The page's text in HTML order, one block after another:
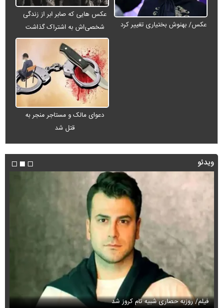
عکس/ بهنوش بختیاری تغییر کرد
عکس هایی که صابر ابر از زندگی
شخصی‌اش به اشتراک گذاشت
دعوای مالک و مستاجر منجر به
قتل شد
ویدئو
فیلم/ روزبه حصاری شبیه تام کروز شد